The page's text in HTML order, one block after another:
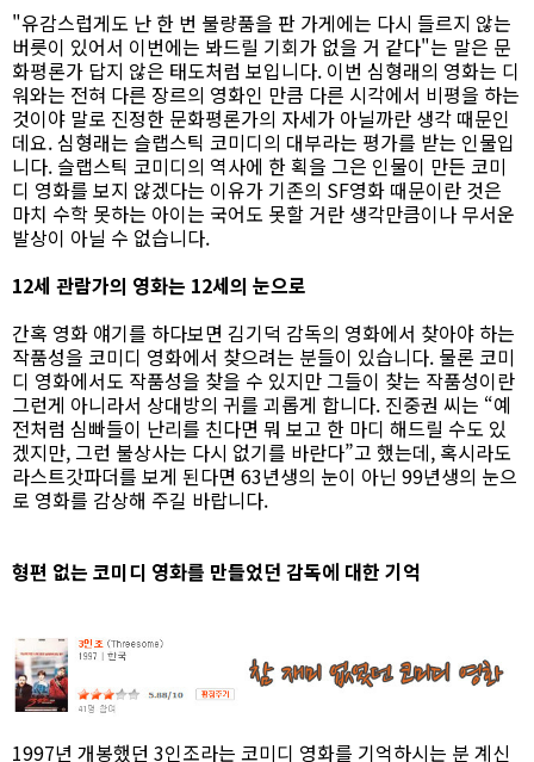
"유감스럽게도 난 한 번 불량품을 판 가게에는 다시 들르지 않는
버릇이 있어서 이번에는 봐드릴 기회가 없을 거 같다"는 말은 문
화평론가 답지 않은 태도처럼 보입니다. 이번 심형래의 영화는 디
워와는 전혀 다른 장르의 영화인 만큼 다른 시각에서 비평을 하는
것이야 말로 진정한 문화평론가의 자세가 아닐까란 생각 때문인
데요. 심형래는 슬랩스틱 코미디의 대부라는 평가를 받는 인물입
니다. 슬랩스틱 코미디의 역사에 한 획을 그은 인물이 만든 코미
디 영화를 보지 않겠다는 이유가 기존의 SF영화 때문이란 것은
마치 수학 못하는 아이는 국어도 못할 거란 생각만큼이나 무서운
발상이 아닐 수 없습니다.
12세 관람가의 영화는 12세의 눈으로
간혹 영화 얘기를 하다보면 김기덕 감독의 영화에서 찾아야 하는
작품성을 코미디 영화에서 찾으려는 분들이 있습니다. 물론 코미
디 영화에서도 작품성을 찾을 수 있지만 그들이 찾는 작품성이란
그런게 아니라서 상대방의 귀를 괴롭게 합니다. 진중권 씨는 “예
전처럼 심빠들이 난리를 친다면 뭐 보고 한 마디 해드릴 수도 있
겠지만, 그런 불상사는 다시 없기를 바란다”고 했는데, 혹시라도
라스트갓파더를 보게 된다면 63년생의 눈이 아닌 99년생의 눈으
로 영화를 감상해 주길 바랍니다.
형편 없는 코미디 영화를 만들었던 감독에 대한 기억
1997년 개봉했던 3인조라는 코미디 영화를 기억하시는 분 계신